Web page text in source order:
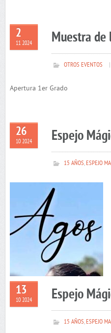
2
11 2024 Muestra de
OTROS EVENTOS
Apertura 1er Grado
26
10 2024 Espejo
15 AÑOS,ESPEJO
13
10 2024 Espejo
15 AÑOS,ESPEJO